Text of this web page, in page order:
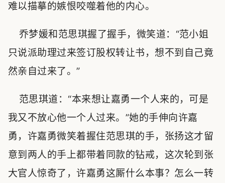
难以描摹的嫉恨咬噬着他的内心。
乔梦媛和范思琪握了握手，微笑道：“范小姐
只说派助理过来签订股权转让书，想不到自己竟
然亲自过来了。”
范思琪道：“本来想让嘉勇一个人来的，可是
我又不放心他一个人过来。”她的手伸向许嘉
勇，许嘉勇微笑着握住范思琪的手，张扬这才留
意到两人的手上都带着同款的钻戒，这次轮到张
大官人惊奇了，许嘉勇这厮什么本事？怎么一转